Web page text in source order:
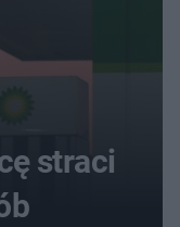
straci